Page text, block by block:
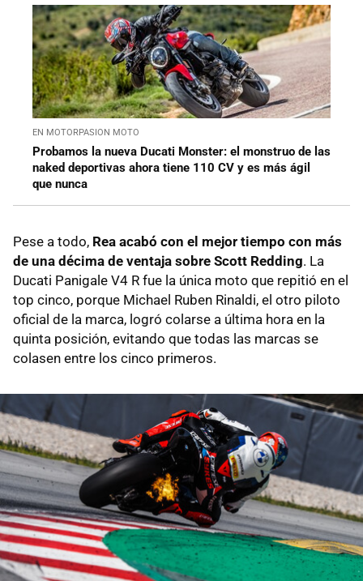
EN MOTORPASION MOTO
Probamos la nueva Ducati Monster: el monstruo de las
naked deportivas ahora tiene 110 CV y es más ágil
que nunca
Pese a todo, Rea acabó con el mejor tiempo con más
de una décima de ventaja sobre Scott Redding. La
Ducati Panigale V4 R fue la única moto que repitió en el
top cinco, porque Michael Ruben Rinaldi, el otro piloto
oficial de la marca, logró colarse a última hora en la
quinta posición, evitando que todas las marcas se
colasen entre los cinco primeros.